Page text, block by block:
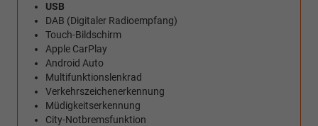
USB
DAB (Digitaler Radioempfang)
Touch-Bildschirm
Apple CarPlay
Android Auto
Multifunktionslenkrad
Verkehrszeichenerkennung
Müdigkeitserkennung
City-Notbremsfunktion